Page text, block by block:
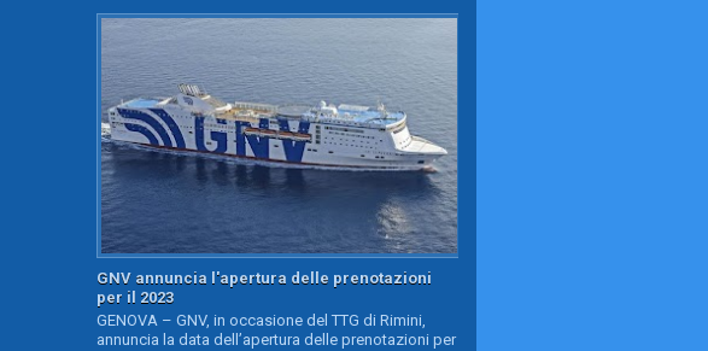
GNV annuncia l'apertura delle prenotazioni
per il 2023
GENOVA – GNV, in occasione del TTG di Rimini,
annuncia la data dell’apertura delle prenotazioni per